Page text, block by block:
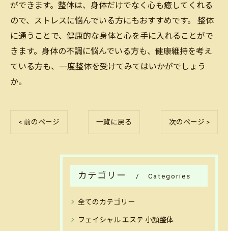
ができます。整体は、身体だけでなく心も癒してくれる
ので、ストレスに悩んでいる方にもおすすめです。 整体
に通うことで、健康的な身体と心を手に入れることがで
きます。身体の不調に悩んでいる方も、健康維持を考え
ている方も、一度整体を受けてみてはいかがでしょう
か。
< 前のページ 一覧に戻る 次のページ >
カテゴリー Categories
全てのカテゴリー
フェイシャル エステ 小顔整体